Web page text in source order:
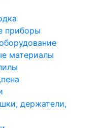
приборы
материалы
держатели,